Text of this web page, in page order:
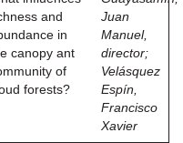
and
in
canopy ant
of
forests?
Juan
Manuel,
director;
Velásquez
Espín,
Francisco
Xavier